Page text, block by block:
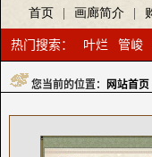
首页 画廊简介
热门搜索： 叶烂 管峻
您当前的位置： 网站首页